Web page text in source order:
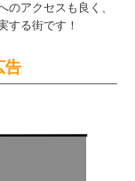
アクセスも良く、
する街です！
告